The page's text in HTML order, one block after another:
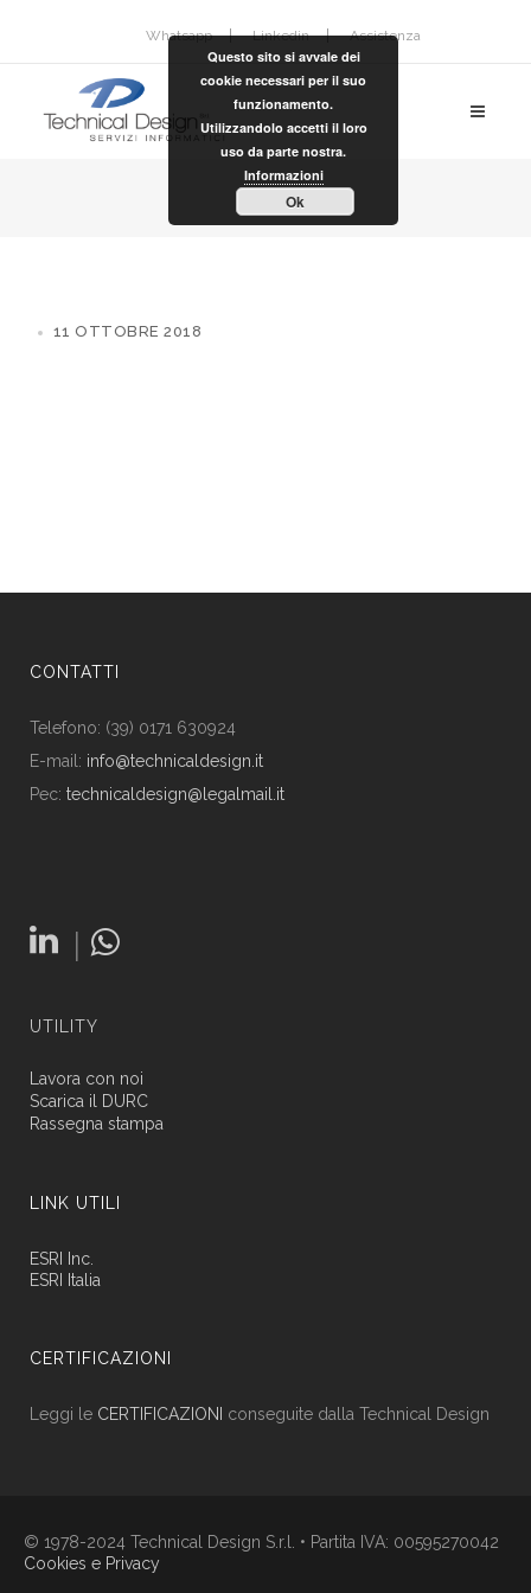
Whatsapp Linkedin Assistenza
11 OTTOBRE 2018
CONTATTI
Telefono: (39) 0171 630924
E-mail: info@technicaldesign.it
Pec: technicaldesign@legalmail.it
|
UTILITY
Lavora con noi
Scarica il DURC
Rassegna stampa
LINK UTILI
ESRI Inc.
ESRI Italia
CERTIFICAZIONI
Leggi le CERTIFICAZIONI conseguite dalla Technical Design
© 1978-2024 Technical Design S.r.l. • Partita IVA: 00595270042
Cookies e Privacy
Questo sito si avvale dei
cookie necessari per il suo
funzionamento.
Utilizzandolo accetti il loro
uso da parte nostra.
Informazioni
Ok